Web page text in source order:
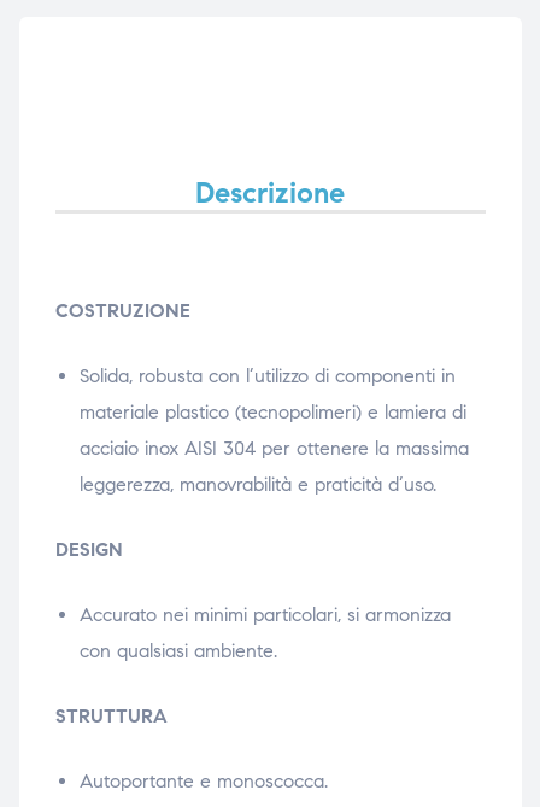
Descrizione
COSTRUZIONE
Solida, robusta con l’utilizzo di componenti in
materiale plastico (tecnopolimeri) e lamiera di
acciaio inox AISI 304 per ottenere la massima
leggerezza, manovrabilità e praticità d’uso.
DESIGN
Accurato nei minimi particolari, si armonizza
con qualsiasi ambiente.
STRUTTURA
Autoportante e monoscocca.